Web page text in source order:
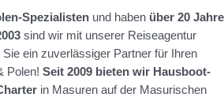
Spezialisten und haben über 20 Jahre
sind wir mit unserer Reiseagentur
ein zuverlässiger Partner für Ihren
Polen! Seit 2009 bieten wir Hausboot-
in Masuren auf der Masurischen